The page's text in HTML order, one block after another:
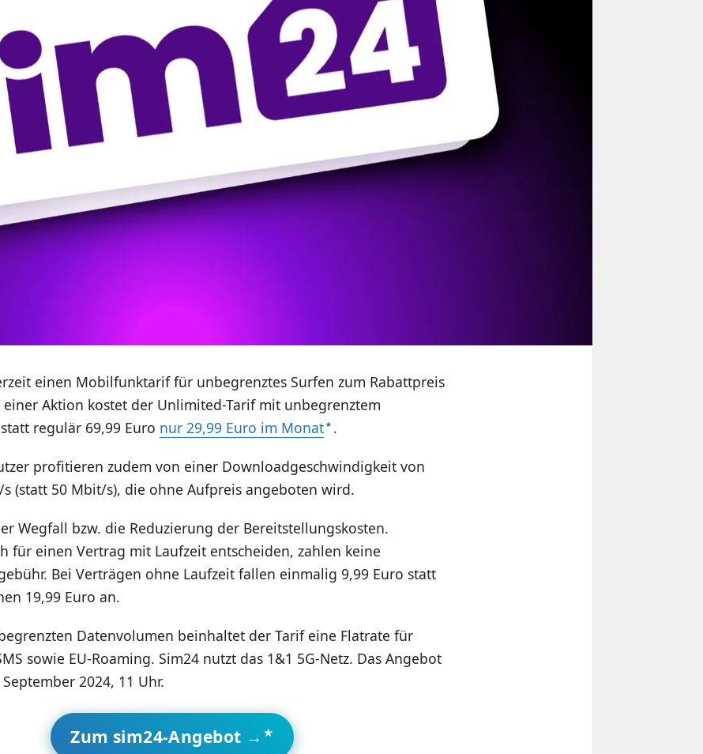
einen Mobilfunktarif für unbegrenztes Surfen zum Rabattpreis
einer Aktion kostet der Unlimited-Tarif mit unbegrenztem
regulär 69,99 Euro nur 29,99 Euro im Monat .
profitieren zudem von einer Downloadgeschwindigkeit von
(statt 50 Mbit/s), die ohne Aufpreis angeboten wird.
Wegfall bzw. die Reduzierung der Bereitstellungskosten.
für einen Vertrag mit Laufzeit entscheiden, zahlen keine
Bei Verträgen ohne Laufzeit fallen einmalig 9,99 Euro statt
19,99 Euro an.
Datenvolumen beinhaltet der Tarif eine Flatrate für
sowie EU-Roaming. Sim24 nutzt das 1&1 5G-Netz. Das Angebot
2024, 11 Uhr.
Zum sim24-Angebot →